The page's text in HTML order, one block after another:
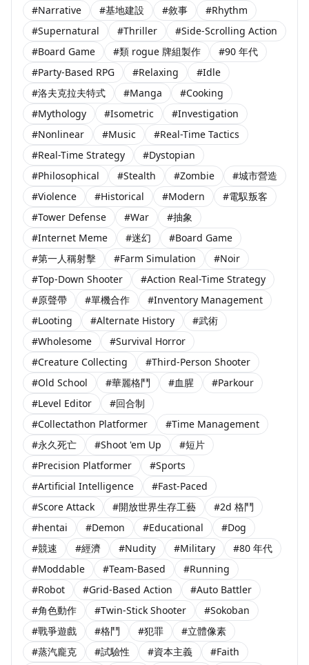
#Narrative #基地建設 #敘事
#Rhythm
#Supernatural
#Thriller
#Side-Scrolling Action
#Board Game
#類 rogue 牌組製作
#90 年代
#Party-Based RPG
#Relaxing
#Idle
#洛夫克拉夫特式
#Manga
#Cooking
#Mythology
#Isometric
#Investigation
#Nonlinear
#Music
#Real-Time Tactics
#Real-Time Strategy
#Dystopian
#Philosophical
#Stealth #Zombie
#城市營造
#Violence
#Historical #Modern
#電馭叛客
#Tower Defense
#War
#抽象
#Internet Meme
#迷幻
#Board Game
#第一人稱射擊
#Farm Simulation
#Noir
#Top-Down Shooter
#Action Real-Time Strategy
#原聲帶
#單機合作
#Inventory Management
#Looting
#Alternate History
#武術
#Wholesome
#Survival Horror
#Creature Collecting
#Third-Person Shooter
#Old School
#華麗格鬥 #血腥
#Parkour
#Level Editor
#回合制
#Collectathon Platformer
#Time Management
#永久死亡
#Shoot 'em Up
#短片
#Precision Platformer
#Sports
#Artificial Intelligence
#Fast-Paced
#Score Attack
#開放世界生存工藝
#2d 格鬥
#hentai
#Demon #Educational
#Dog
#競速
#經濟 #Nudity #Military
#80 年代
#Moddable
#Team-Based
#Running
#Robot
#Grid-Based Action
#Auto Battler
#角色動作
#Twin-Stick Shooter
#Sokoban
#戰爭遊戲
#格鬥 #犯罪
#立體像素
#蒸汽龐克
#試驗性 #資本主義
#Faith